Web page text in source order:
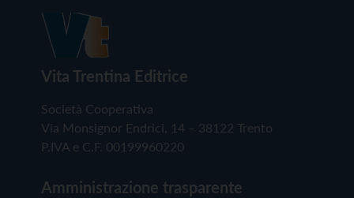
Vita Trentina Editrice
Società Cooperativa
Via Monsignor Endrici, 14 – 38122 Trento
P.IVA e C.F. 00199960220
Amministrazione trasparente